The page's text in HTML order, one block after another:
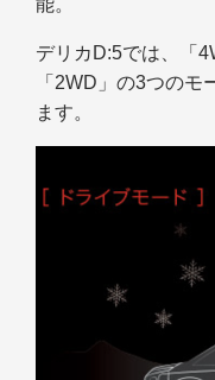
能。
デリカD:5では、「
「2WD」の3つの
ます。